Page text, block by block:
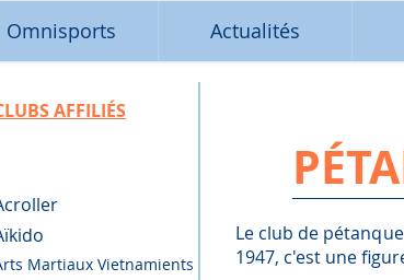
Omnisports Actualités
AFFILIÉS
Le club de
1947, c'est une
Martiaux Vietnamients